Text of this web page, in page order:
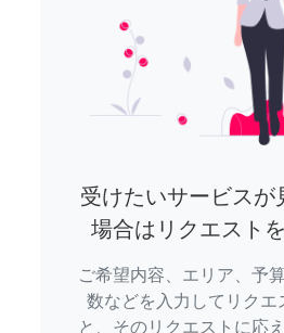
受けたいサービスが
場合はリクエスト
ご希望内容、エリア、予
数などを入力してリクエ
と、そのリクエストに応